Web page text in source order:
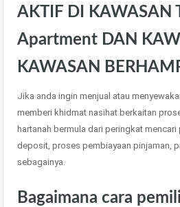
AKTIF DI KAWASAN
Apartment DAN
KAWASAN
Jika anda ingin menjual atau
memberi khidmat nasihat berkaitan
hartanah bermula dari peringkat
deposit, proses pembiayaan pinjaman,
sebagainya.
Bagaimana cara